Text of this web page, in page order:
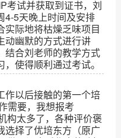
考试并获取到证书，刘
4-5天晚上时间及安排
实际地将枯燥乏味项目
动幽默的方式进行讲
结合刘老师的教学方式
使得顺利通过考试。
作以后接触的第一个培
需要，我想报考
构太多了，各种评价褒
选择了优培东方（原广